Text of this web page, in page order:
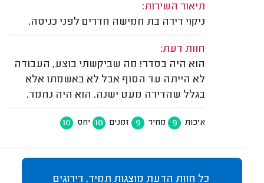
תיאור השירות:
ניקוי דירה בת חמישה חדרים לפני כניסה.
חוות דעת:
הוא היה בסדר! מה שביקשתי בוצע, העבודה
לא הייתה עד הסוף אבל לא באשמתו אלא
בגלל שהדירה מעט ישנה. הוא היה נחמד.
איכות 9 מחיר 9 זמנים 10 יחס 10
כל חוות הדעת מוצגות תמיד. דירוגים